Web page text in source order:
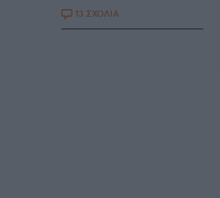
13 ΣΧΟΛΙΑ